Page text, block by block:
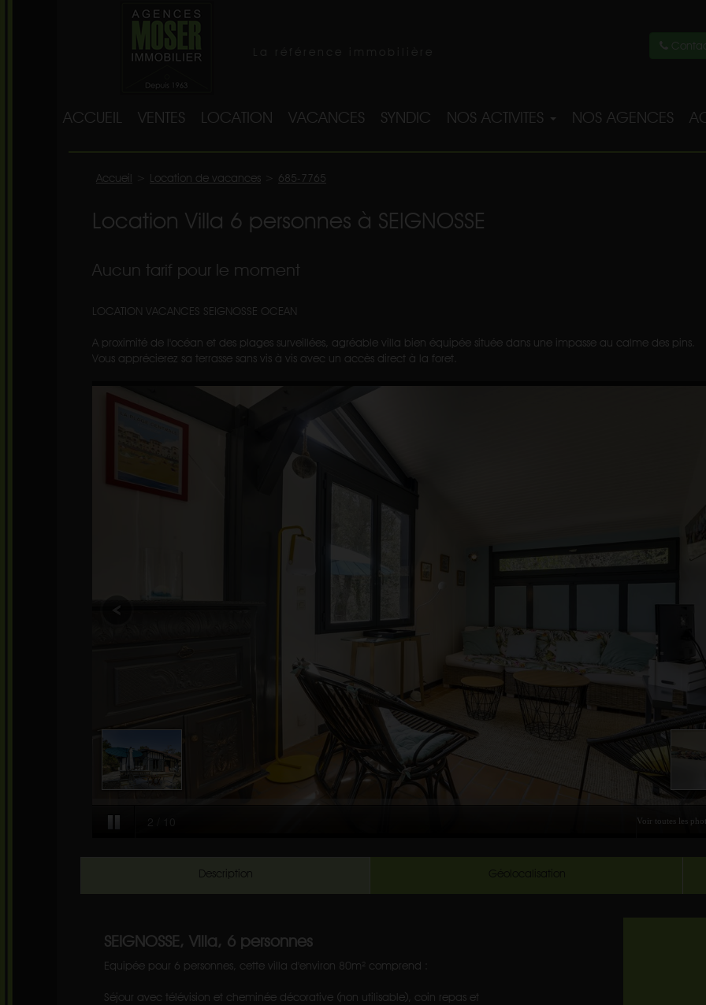
ACCUEIL VENTES LOCATION VACANCES SYNDIC NOS ACTIVITES NOS AGENCES
Accueil Location de vacances 685-7765
Location Villa 6 personnes à SEIGNOSSE
Aucun tarif pour le moment
LOCATION VACANCES SEIGNOSSE OCEAN
A proximité de l'océan et des plages surveillées, agréable villa bien équipée située dans une impasse au calme des pins.
Vous apprécierez sa terrasse sans vis à vis avec un accès direct à la foret.
Description
SEIGNOSSE, Villa, 6 personnes
Equipée pour 6 personnes, cette villa d'environ 80m² comprend :
Séjour avec télévision et cheminée décorative (non utilisable), coin repas et